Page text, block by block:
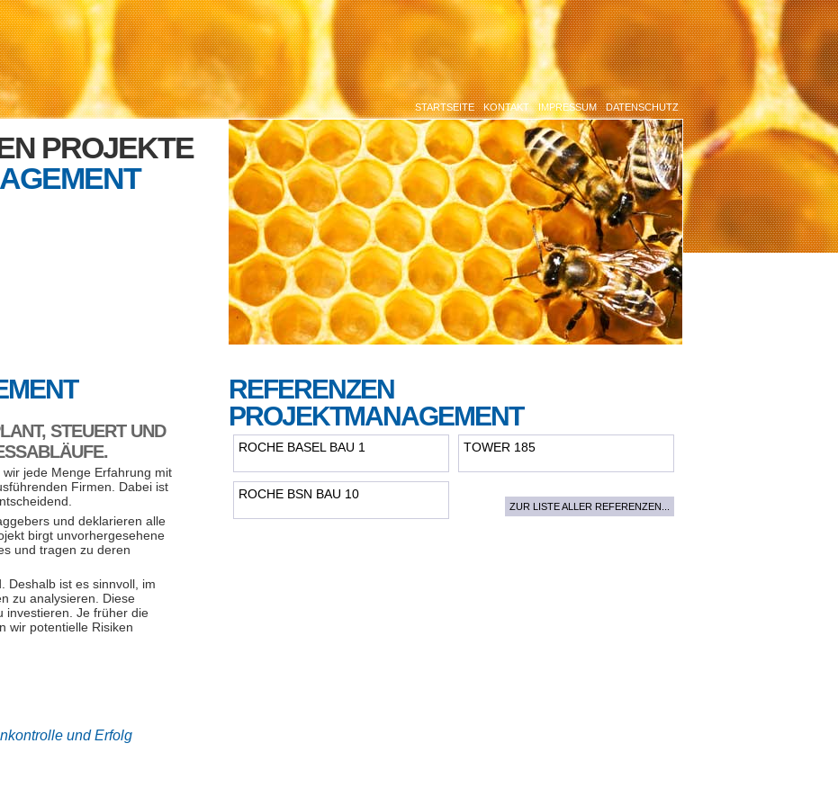
DATENSCHUTZ
IMPRESSUM
KONTAKT
STARTSEITE
PROJEKTE
STEUERT UND
jede Menge Erfahrung mit
Firmen. Dabei ist
und deklarieren alle
birgt unvorhergesehene
und tragen zu deren
Deshalb ist es sinnvoll, im
zu analysieren. Diese
investieren. Je früher die
wir potentielle Risiken
und Erfolg
REFERENZEN
PROJEKTMANAGEMENT
ROCHE BASEL BAU 1 TOWER 185
ROCHE BSN BAU 10
ZUR LISTE ALLER REFERENZEN...